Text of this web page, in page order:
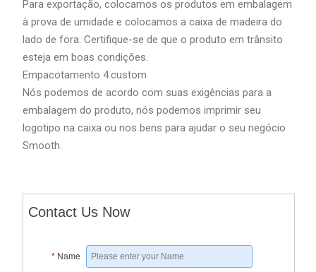
Para exportação, colocamos os produtos em embalagem
à prova de umidade e colocamos a caixa de madeira do
lado de fora. Certifique-se de que o produto em trânsito
esteja em boas condições.
Empacotamento 4.custom
Nós podemos de acordo com suas exigências para a
embalagem do produto, nós podemos imprimir seu
logotipo na caixa ou nos bens para ajudar o seu negócio
Smooth.
Contact Us Now
* Name